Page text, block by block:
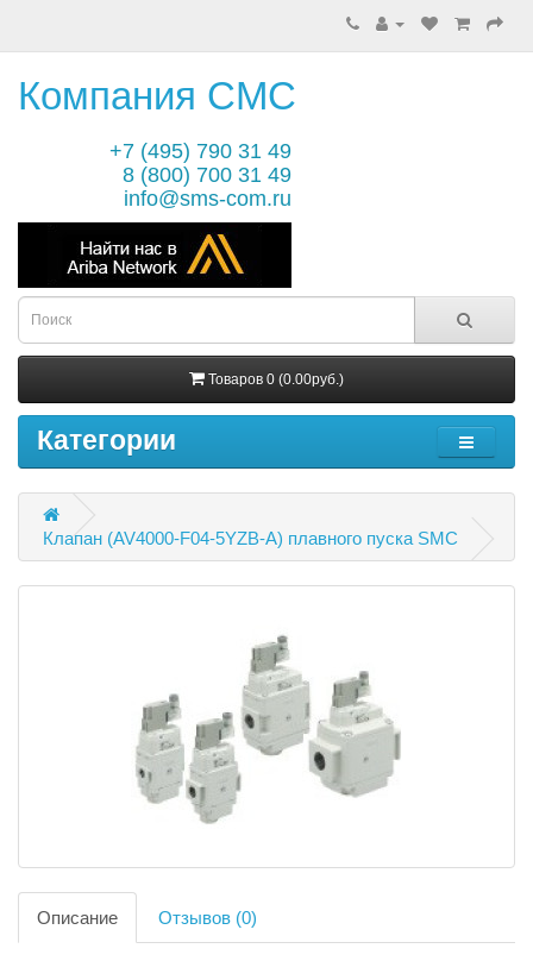
Компания СМС
+7 (495) 790 31 49
8 (800) 700 31 49
info@sms-com.ru
Товаров 0 (0.00руб.)
Категории
Клапан (AV4000-F04-5YZB-A) плавного пуска SMC
Описание Отзывов (0)